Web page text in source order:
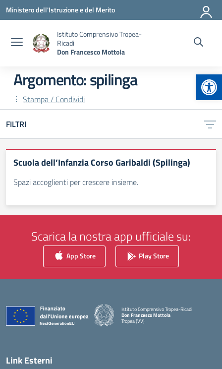
Vai ai contenuti
Vai al menu di navigazione
Vai al footer
Ministero dell'Istruzione e del Merito
Istituto Comprensivo Tropea-
Ricadi
Don Francesco Mottola
Argomento: spilinga
Stampa / Condividi
FILTRI
Scuola dell’Infanzia Corso Garibaldi (Spilinga)
Spazi accoglienti per crescere insieme.
Scarica la nostra app ufficiale su:
App Store Play Store
Istituto Comprensivo Tropea-Ricadi
Don Francesco Mottola
Tropea (VV)
— Visita la pagina iniziale della scuola
Link Esterni